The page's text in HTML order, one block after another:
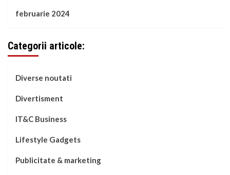
februarie 2024
Categorii articole:
Diverse noutati
Divertisment
IT&C Business
Lifestyle Gadgets
Publicitate & marketing